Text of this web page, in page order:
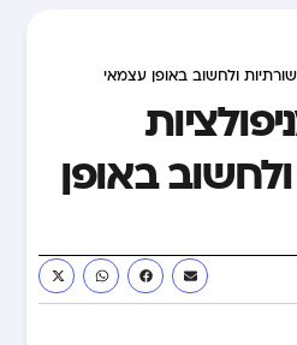
ולחשוב באופן עצמאי
באופן